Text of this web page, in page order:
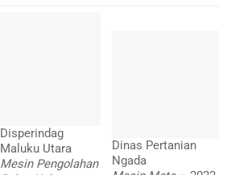
Disperindag
Maluku Utara
Mesin Pengolahan
Dinas Pertanian
Ngada